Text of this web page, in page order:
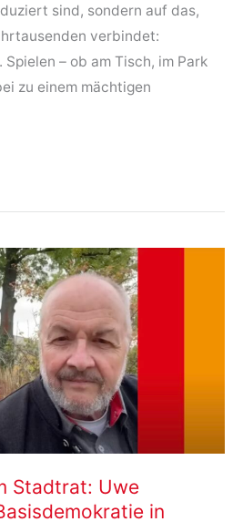
sind, sondern auf das,
verbindet:
Spielen – ob am Tisch, im Park
zu einem mächtigen
Stadtrat: Uwe
in